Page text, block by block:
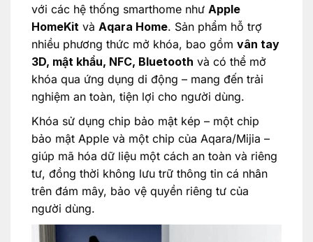
với các hệ thống smarthome như Apple
HomeKitvà Aqara Home. Sản phẩm hỗ trợ
nhiều phương thức mở khóa, bao gồm vân tay
3D, mật khẩu, NFC, Bluetooth và có thể mở
khóa qua ứng dụng di động – mang đến trải
nghiệm an toàn, tiện lợi cho người dùng.
Khóa sử dụng chip bảo mật kép – một chip
bảo mật Apple và một chip của Aqara/Mijia –
giúp mã hóa dữ liệu một cách an toàn và riêng
tư, đồng thời không lưu trữ thông tin cá nhân
trên đám mây, bảo vệ quyền riêng tư của
người dùng.